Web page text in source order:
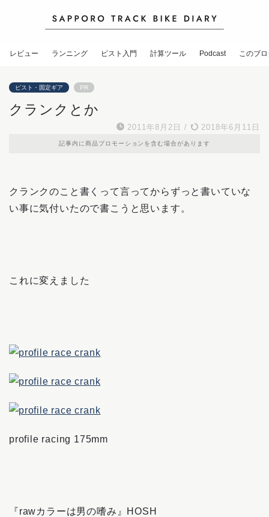
レビュー ランニング ピスト入門 計算ツール Podcast このブ
ピスト・固定ギア PR
クランクとか
2011年8月2日 / 2018年6月11日
記事内に商品プロモーションを含む場合があります
クランクのこと書くって言ってからずっと書いていな
い事に気付いたので書こうと思います。
これに変えました
profile racing 175mm
『rawカラーは男の嗜み』HOSH